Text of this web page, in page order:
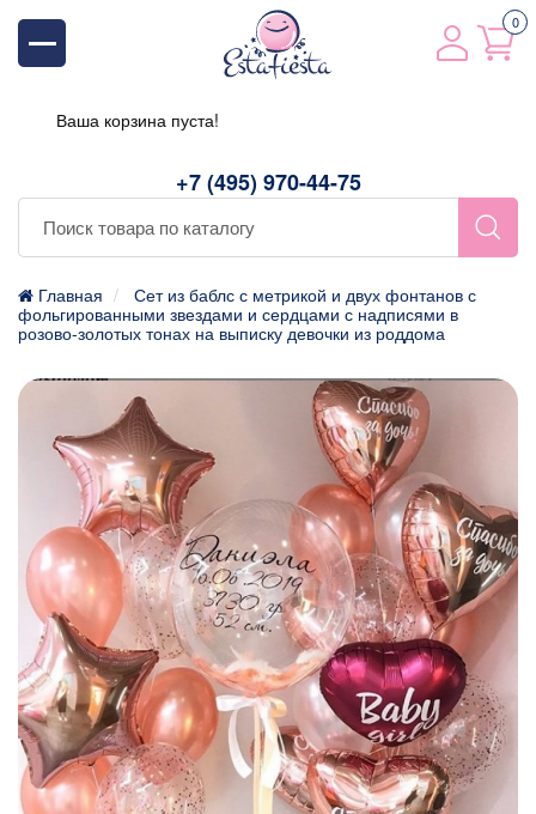
+7 (495) 970-44-75
0
Ваша корзина пуста!
Главная
Сет из баблс с метрикой и двух фонтанов с
фольгированными звездами и сердцами с надписями в
розово-золотых тонах на выписку девочки из роддома